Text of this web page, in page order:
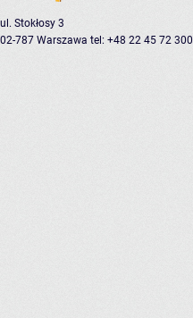
ul. Stokłosy 3
02-787 Warszawa tel: +48 22 45 72 300